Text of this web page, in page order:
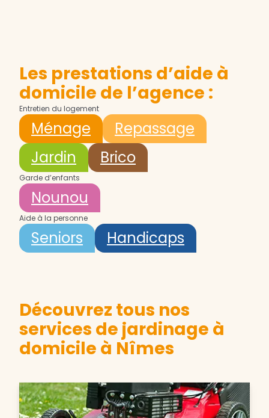
Les prestations d’aide à
domicile de l’agence :
Entretien du logement
Ménage
Repassage
Jardin
Brico
Garde d’enfants
Nounou
Aide à la personne
Seniors Handicaps
Découvrez tous nos
services de jardinage à
domicile à Nîmes